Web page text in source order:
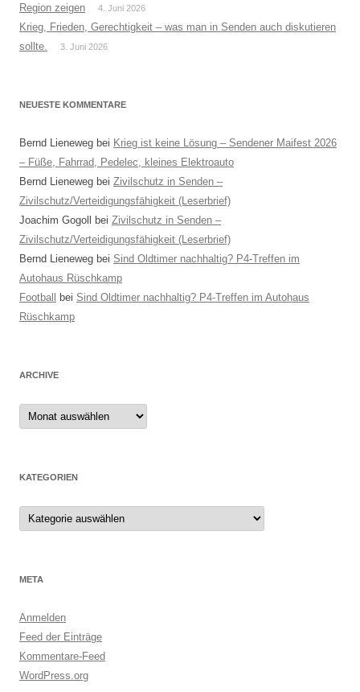
Region zeigen
4. Juni 2026
Krieg, Frieden, Gerechtigkeit – was man in Senden auch diskutieren
sollte.
3. Juni 2026
NEUESTE KOMMENTARE
Bernd Lieneweg bei Krieg ist keine Lösung – Sendener Maifest 2026
– Füße, Fahrrad, Pedelec, kleines Elektroauto
Bernd Lieneweg bei Zivilschutz in Senden –
Zivilschutz/Verteidigungsfähigkeit (Leserbrief)
Joachim Gogoll
bei Zivilschutz in Senden –
Zivilschutz/Verteidigungsfähigkeit (Leserbrief)
Bernd Lieneweg bei Sind Oldtimer nachhaltig? P4-Treffen im
Autohaus Rüschkamp
Football
bei Sind Oldtimer nachhaltig? P4-Treffen im Autohaus
Rüschkamp
ARCHIVE
Archive
KATEGORIEN
Kategorien
META
Anmelden
Feed der Einträge
Kommentare-Feed
WordPress.org